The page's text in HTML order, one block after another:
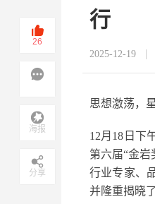
行
2025-12-19
思想激荡，
12月18日下
第六届“金岩
行业专家、
并隆重揭晓
26
海报
分享